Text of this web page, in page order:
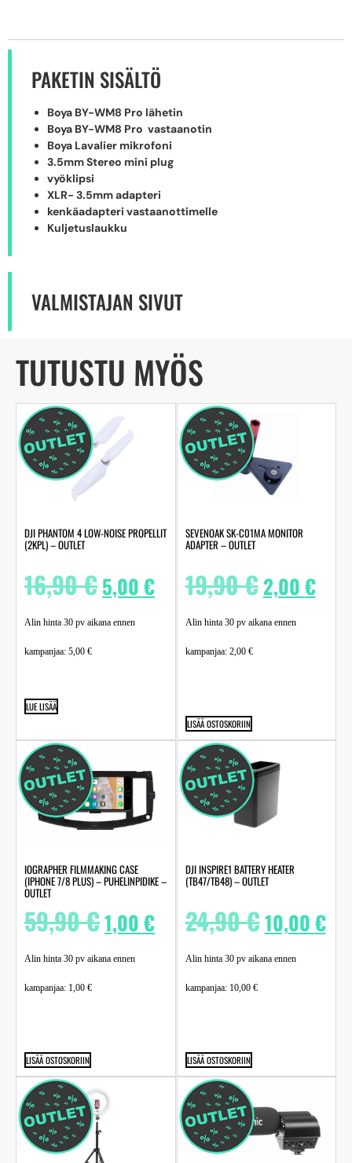
PAKETIN SISÄLTÖ
Boya BY-WM8 Pro lähetin
Boya BY-WM8 Pro vastaanotin
Boya Lavalier mikrofoni
3.5mm Stereo mini plug
vyöklipsi
XLR- 3.5mm adapteri
kenkäadapteri vastaanottimelle
Kuljetuslaukku
VALMISTAJAN SIVUT
TUTUSTU MYÖS
DJI PHANTOM 4 LOW-NOISE PROPELLIT
(2KPL) – OUTLET
16,90€5,00€
Alin hinta 30 pv aikana ennen
kampanjaa: 5,00 €
LUE LISÄÄ
SEVENOAK SK-C01MA MONITOR
ADAPTER – OUTLET
19,90€ 2,00€
Alin hinta 30 pv aikana ennen
kampanjaa: 2,00 €
LISÄÄ OSTOSKORIIN
IOGRAPHER FILMMAKING CASE
(IPHONE 7/8 PLUS) – PUHELINPIDIKE –
OUTLET
59,90€1,00€
Alin hinta 30 pv aikana ennen
kampanjaa: 1,00 €
LISÄÄ OSTOSKORIIN
DJI INSPIRE1 BATTERY HEATER
(TB47/TB48) – OUTLET
24,90€10,00€
Alin hinta 30 pv aikana ennen
kampanjaa: 10,00 €
LISÄÄ OSTOSKORIIN